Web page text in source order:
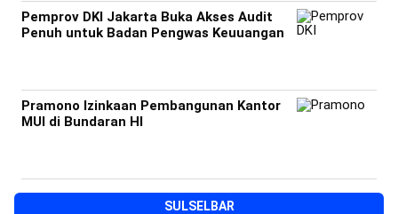
Pemprov DKI Jakarta Buka Akses Audit
Penuh untuk Badan Pengwas Keuuangan
Pramono Izinkaan Pembangunan Kantor
MUI di Bundaran HI
SULSELBAR